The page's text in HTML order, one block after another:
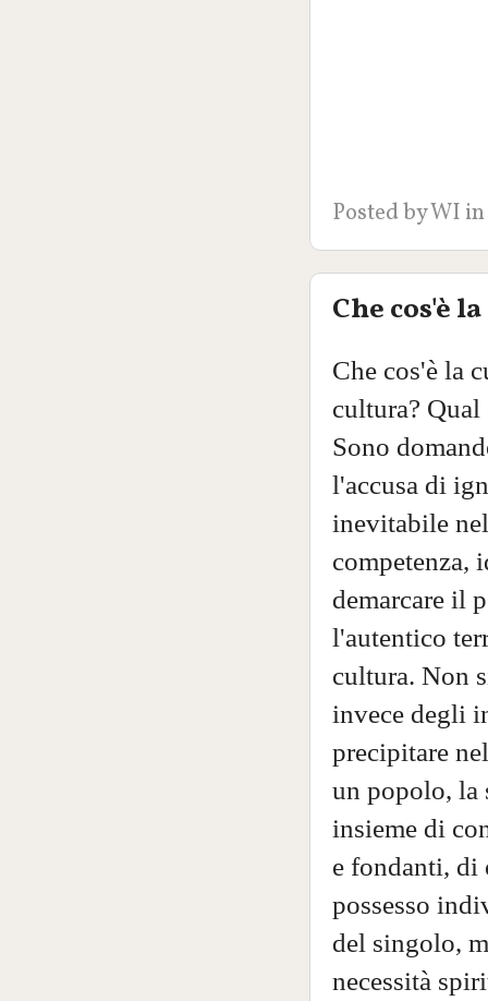
Posted byWI
Che cos'è
Che cos'è la
cultura?
Sono
l'accusa di
inevitabile
competenza,
demarcare il
l'autentico
cultura. Non
invece degli
precipitare
un popolo, la
insieme di
e fondanti, di
possesso
del singolo,
necessità